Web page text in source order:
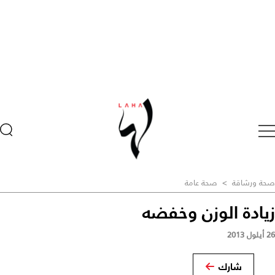
صحة ورشاقة > صحة عامة
زيادة الوزن وخفضه
26 أيلول 2013
شارك